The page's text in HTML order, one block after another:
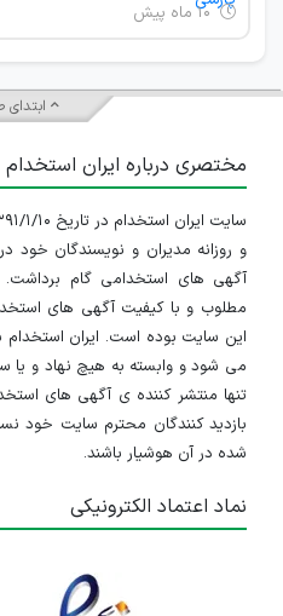
مختصری درباره ایران استخدام
و روزانه مدیران و نویسندگان
آگهی های استخدامی گام
مطلوب و با کیفیت آگهی های
این سایت بوده است. ایران
می شود و وابسته به هیچ نهاد و یا
تنها منتشر کننده ی آگهی های
بازدید کنندگان محترم سایت
شده در آن هوشیار باشند.
نماد اعتماد الکترونیکی